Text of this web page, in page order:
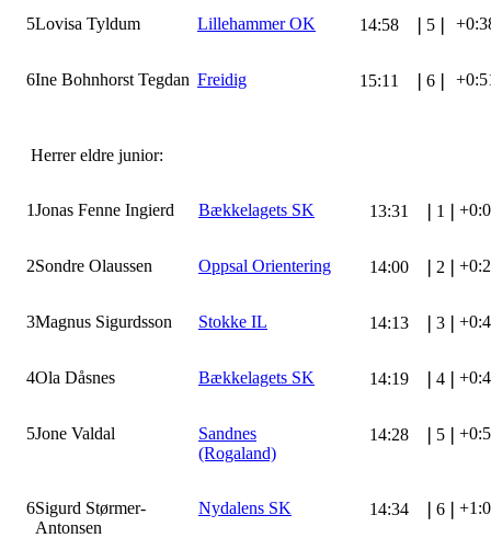
5Lovisa Tyldum Lillehammer OK 14:58 5
6Ine Bohnhorst Tegdan Freidig 15:11 6
Herrer eldre junior:
1Jonas Fenne Ingierd Bækkelagets SK 13:31 1
2Sondre Olaussen Oppsal Orientering 14:00 2
3Magnus Sigurdsson Stokke IL 14:13 3
4Ola Dåsnes Bækkelagets SK 14:19 4
5Jone Valdal
Sandnes
(Rogaland)
14:28 5
6Sigurd Størmer-
Antonsen
Nydalens SK 14:34 6